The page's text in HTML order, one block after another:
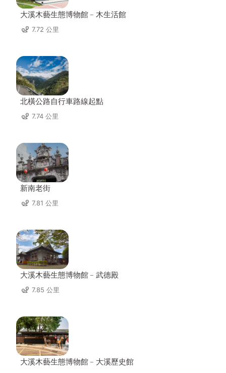
大溪木藝生態博物館﹣木生活館
7.72 公里
北橫公路自行車路線起點
7.74 公里
新南老街
7.81 公里
大溪木藝生態博物館﹣武德殿
7.85 公里
大溪木藝生態博物館﹣大溪歷史館